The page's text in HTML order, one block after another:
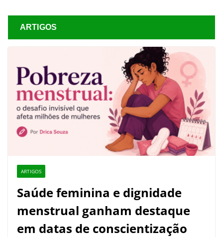
ARTIGOS
ARTIGOS
Saúde feminina e dignidade
menstrual ganham destaque
em datas de conscientização